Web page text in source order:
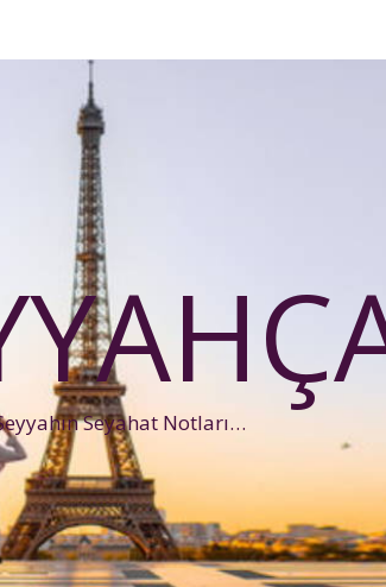
Seyahat Notları…